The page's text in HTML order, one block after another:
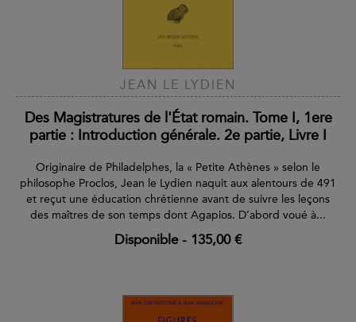
JEAN LE LYDIEN
Des Magistratures de l'État romain. Tome I, 1ere
partie : Introduction générale. 2e partie, Livre I
Originaire de Philadelphes, la « Petite Athènes » selon le
philosophe Proclos, Jean le Lydien naquit aux alentours de 491
et reçut une éducation chrétienne avant de suivre les leçons
des maîtres de son temps dont Agapios. D’abord voué à...
Disponible- 135,00 €